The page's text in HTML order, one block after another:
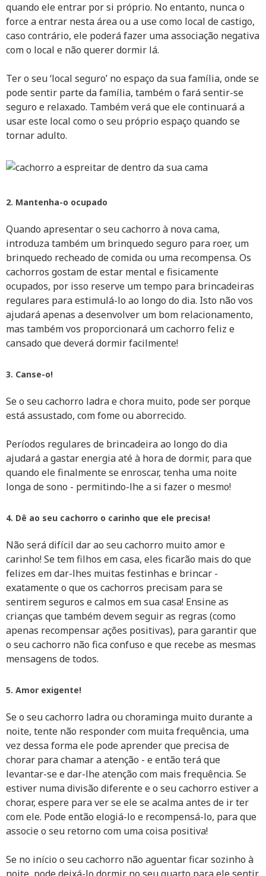
quando ele entrar por si próprio. No entanto, nunca o
force a entrar nesta área ou a use como local de castigo,
caso contrário, ele poderá fazer uma associação negativa
com o local e não querer dormir lá.
Ter o seu ‘local seguro’ no espaço da sua família, onde se
pode sentir parte da família, também o fará sentir-se
seguro e relaxado. Também verá que ele continuará a
usar este local como o seu próprio espaço quando se
tornar adulto.
2. Mantenha-o ocupado
Quando apresentar o seu cachorro à nova cama,
introduza também um brinquedo seguro para roer, um
brinquedo recheado de comida ou uma recompensa. Os
cachorros gostam de estar mental e fisicamente
ocupados, por isso reserve um tempo para brincadeiras
regulares para estimulá-lo ao longo do dia. Isto não vos
ajudará apenas a desenvolver um bom relacionamento,
mas também vos proporcionará um cachorro feliz e
cansado que deverá dormir facilmente!
3. Canse-o!
Se o seu cachorro ladra e chora muito, pode ser porque
está assustado, com fome ou aborrecido.
Períodos regulares de brincadeira ao longo do dia
ajudará a gastar energia até à hora de dormir, para que
quando ele finalmente se enroscar, tenha uma noite
longa de sono - permitindo-lhe a si fazer o mesmo!
4. Dê ao seu cachorro o carinho que ele precisa!
Não será difícil dar ao seu cachorro muito amor e
carinho! Se tem filhos em casa, eles ficarão mais do que
felizes em dar-lhes muitas festinhas e brincar -
exatamente o que os cachorros precisam para se
sentirem seguros e calmos em sua casa! Ensine as
crianças que também devem seguir as regras (como
apenas recompensar ações positivas), para garantir que
o seu cachorro não fica confuso e que recebe as mesmas
mensagens de todos.
5. Amor exigente!
Se o seu cachorro ladra ou choraminga muito durante a
noite, tente não responder com muita frequência, uma
vez dessa forma ele pode aprender que precisa de
chorar para chamar a atenção - e então terá que
levantar-se e dar-lhe atenção com mais frequência. Se
estiver numa divisão diferente e o seu cachorro estiver a
chorar, espere para ver se ele se acalma antes de ir ter
com ele. Pode então elogiá-lo e recompensá-lo, para que
associe o seu retorno com uma coisa positiva!
Se no início o seu cachorro não aguentar ficar sozinho à